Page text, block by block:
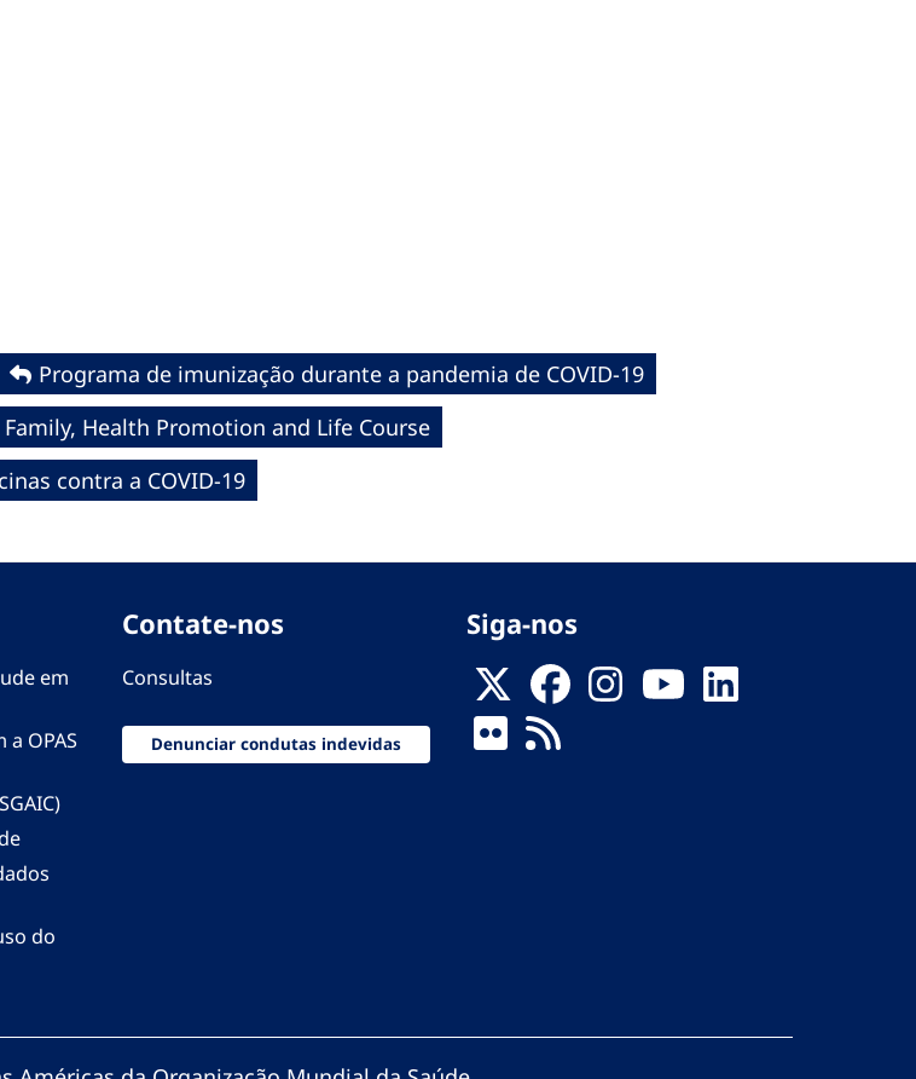
Programa de imunização durante a pandemia de COVID-19
Family, Health Promotion and Life Course
contra a COVID-19
em
OPAS
do
Contate-nos
Consultas
Denunciar condutas indevidas
Siga-nos